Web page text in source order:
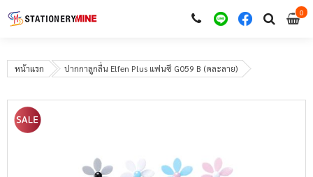
00
หน้าแรก ปากกาลูกลื่น Elfen Plus แฟนซี G059 B (คละลาย)